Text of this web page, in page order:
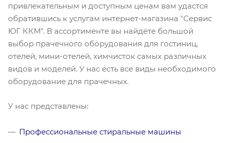
привлекательным и доступным ценам вам удастся
обратившись к услугам интернет-магазина "Сервис
ЮГ ККМ". В ассортименте вы найдёте большой
выбор прачечного оборудования для гостиниц,
отелей, мини-отелей, химчисток самых различных
видов и моделей. У нас есть все виды необходимого
оборудование для прачечных.
У нас представлены:
Профессиональные стиральные машины